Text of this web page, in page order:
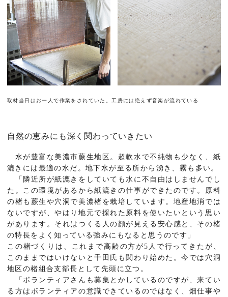
取材当日はお一人で作業をされていた。工房には絶えず音楽が流れている
自然の恵みにも深く関わっていきたい
水が豊富な美濃市蕨生地区。超軟水で不純物も少なく、紙
漉きには最適の水だ。地下水が至る所から湧き、霧も多い。
「隣近所が紙漉きをしていても水に不自由はしませんでし
た。この環境があるから紙漉きの仕事ができたのです。原料
の楮も蕨生や穴洞で美濃楮を栽培しています。地産地消では
ないですが、やはり地元で採れた原料を使いたいという思い
があります。それはつくる人の顔が見える安心感と、その楮
の特長をよく知っている強みにもなると思うのです」
この楮づくりは、これまで高齢の方が5人で行ってきたが、
このままではいけないと千田氏も関わり始めた。今では穴洞
地区の楮組合支部長として先頭に立つ。
「ボランティアさんも募集とかしているのですが、来てい
る方はボランティアの意識できているのではなく、畑仕事や